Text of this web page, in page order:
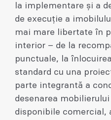
la implementare și a
de execuție a
mai mare libertate în
interior – de la
punctuale, la
standard cu una
parte integrantă a
desenarea
disponibile comercial,